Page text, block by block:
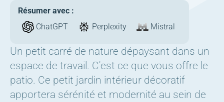
Résumer avec :
ChatGPT
Perplexity Mistral
Un petit carré de nature dépaysant dans un
espace de travail. C'est ce que vous offre le
patio. Ce petit jardin intérieur décoratif
apportera sérénité et modernité au sein de